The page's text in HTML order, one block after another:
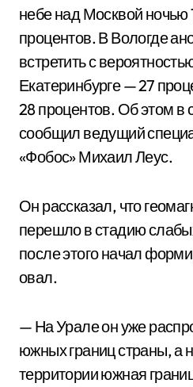
небе над Москвой ночью
процентов. В Вологде
встретить с
Екатеринбурге — 27
28 процентов. Об этом в
сообщил ведущий
«Фобос» Михаил Леус.
Он рассказал, что
перешло в стадию
после этого начал
овал.
— На Урале он уже
южных границ страны, а
территории южная